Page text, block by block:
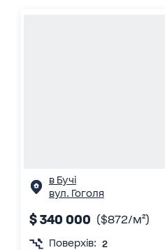
в Бучі
вул. Гоголя
$ 340 000 ($872/м²)
Поверхів: 2